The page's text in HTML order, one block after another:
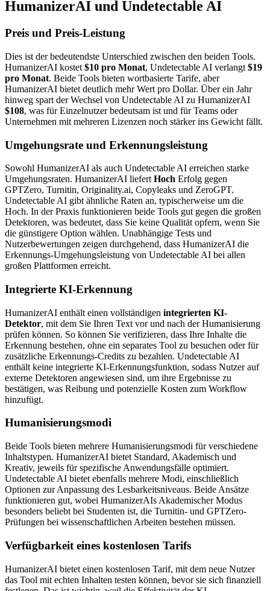
HumanizerAI und Undetectable AI
Preis und Preis-Leistung
Dies ist der bedeutendste Unterschied zwischen den beiden Tools.
HumanizerAI kostet $10 pro Monat, Undetectable AI verlangt $19
pro Monat. Beide Tools bieten wortbasierte Tarife, aber
HumanizerAI bietet deutlich mehr Wert pro Dollar. Über ein Jahr
hinweg spart der Wechsel von Undetectable AI zu HumanizerAI
$108, was für Einzelnutzer bedeutsam ist und für Teams oder
Unternehmen mit mehreren Lizenzen noch stärker ins Gewicht fällt.
Umgehungsrate und Erkennungsleistung
Sowohl HumanizerAI als auch Undetectable AI erreichen starke
Umgehungsraten. HumanizerAI liefert Hoch Erfolg gegen
GPTZero, Turnitin, Originality.ai, Copyleaks und ZeroGPT.
Undetectable AI gibt ähnliche Raten an, typischerweise um die
Hoch. In der Praxis funktionieren beide Tools gut gegen die großen
Detektoren, was bedeutet, dass Sie keine Qualität opfern, wenn Sie
die günstigere Option wählen. Unabhängige Tests und
Nutzerbewertungen zeigen durchgehend, dass HumanizerAI die
Erkennungs-Umgehungsleistung von Undetectable AI bei allen
großen Plattformen erreicht.
Integrierte KI-Erkennung
HumanizerAI enthält einen vollständigen integrierten KI-
Detektor, mit dem Sie Ihren Text vor und nach der Humanisierung
prüfen können. So können Sie verifizieren, dass Ihre Inhalte die
Erkennung bestehen, ohne ein separates Tool zu besuchen oder für
zusätzliche Erkennungs-Credits zu bezahlen. Undetectable AI
enthält keine integrierte KI-Erkennungsfunktion, sodass Nutzer auf
externe Detektoren angewiesen sind, um ihre Ergebnisse zu
bestätigen, was Reibung und potenzielle Kosten zum Workflow
hinzufügt.
Humanisierungsmodi
Beide Tools bieten mehrere Humanisierungsmodi für verschiedene
Inhaltstypen. HumanizerAI bietet Standard, Akademisch und
Kreativ, jeweils für spezifische Anwendungsfälle optimiert.
Undetectable AI bietet ebenfalls mehrere Modi, einschließlich
Optionen zur Anpassung des Lesbarkeitsniveaus. Beide Ansätze
funktionieren gut, wobei HumanizerAIs Akademischer Modus
besonders beliebt bei Studenten ist, die Turnitin- und GPTZero-
Prüfungen bei wissenschaftlichen Arbeiten bestehen müssen.
Verfügbarkeit eines kostenlosen Tarifs
HumanizerAI bietet einen kostenlosen Tarif, mit dem neue Nutzer
das Tool mit echten Inhalten testen können, bevor sie sich finanziell